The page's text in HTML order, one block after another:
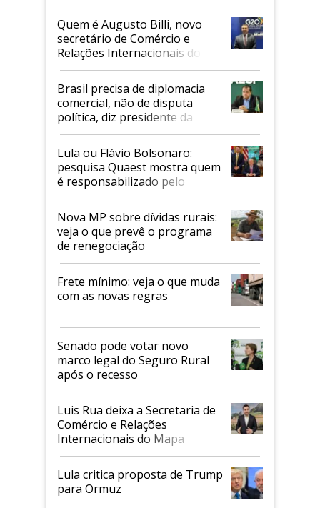
Quem é Augusto Billi, novo
secretário de Comércio e
Relações Internacionais do
Mapa
Brasil precisa de diplomacia
comercial, não de disputa
política, diz presidente da
Faesp
Lula ou Flávio Bolsonaro:
pesquisa Quaest mostra quem
é responsabilizado pelo
tarifaço dos EUA
Nova MP sobre dívidas rurais:
veja o que prevê o programa
de renegociação
Frete mínimo: veja o que muda
com as novas regras
Senado pode votar novo
marco legal do Seguro Rural
após o recesso
Luis Rua deixa a Secretaria de
Comércio e Relações
Internacionais do Mapa
Lula critica proposta de Trump
para Ormuz